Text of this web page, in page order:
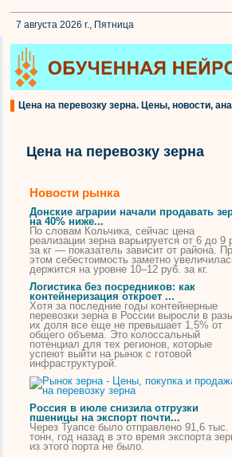
7 августа 2026 г., Пятница
Цена на перевозку зерна. Цены, новости,
Цена на перевозку зерна
Новости рынка
Донские аграрии начали продавать
на40% ниже...
По словам Кольчика, сейчас цена
реализации зерна варьируется от 6 до 9
за кг — показатель зависит от района.
этом себестоимость заметно
держится на уровне 10–12 руб. за кг.
Логистика без посредников: как
контейнеризация откроет ...
Хотя за последние годы контейнерные
перевозки зерна в России выросли в
их доля все еще не превышает 1,5% от
общего объема. Это колоссальный
потенциал для тех регионов, которые
успеют выйти на рынок с готовой
инфраструктурой.
Россия в июле снизила отгрузки
пшеницы наэкспорт почти...
Через Туапсе было отправлено 91,6 тыс.
тонн, год назад в это время экспорта
из этого порта не было.